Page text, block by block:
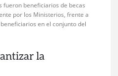
fueron beneficiarios de becas
por los Ministerios, frente a
en el conjunto del
la